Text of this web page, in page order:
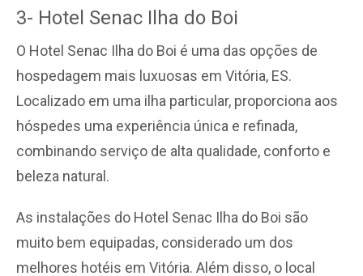
3- Hotel Senac Ilha do Boi
O Hotel Senac Ilha do Boi é uma das opções de
hospedagem mais luxuosas em Vitória, ES.
Localizado em uma ilha particular, proporciona aos
hóspedes uma experiência única e refinada,
combinando serviço de alta qualidade, conforto e
beleza natural.
As instalações do Hotel Senac Ilha do Boi são
muito bem equipadas, considerado um dos
melhores hotéis em Vitória. Além disso, o local